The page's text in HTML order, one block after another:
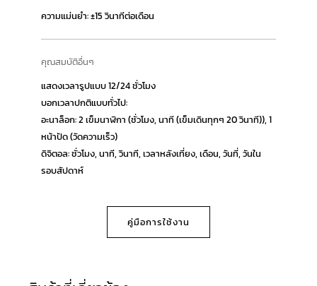
ความแม่นยำ: ±15 วินาทีต่อเดือน
คุณสมบัติอื่นๆ
แสดงเวลารูปแบบ 12/24 ชั่วโมง
บอกเวลาปกติแบบทั่วไป:
อะนาล็อก: 2 เข็มนาฬิกา (ชั่วโมง, นาที (เข็มเดินทุกๆ 20 วินาที)), 1
หน้าปัด (วัดความเร็ว)
ดิจิตอล: ชั่วโมง, นาที, วินาที, เวลาหลังเที่ยง, เดือน, วันที่, วันใน
รอบสัปดาห์
คู่มือการใช้งาน